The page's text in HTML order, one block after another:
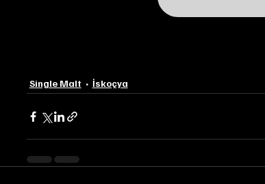
Single Malt İskoçya